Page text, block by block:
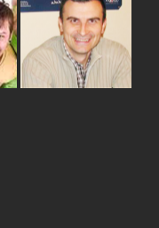
ZAJĘCIA DLA
DOROSŁYCH